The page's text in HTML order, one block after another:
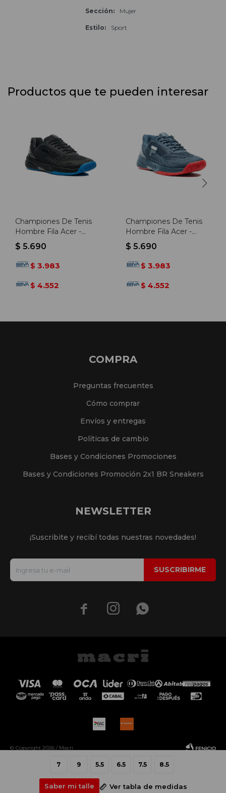
7 9 5.5 6.5 7.5 8.5
Saber mi talle Ver tabla de medidas
Sección Mujer
Estilo Sport
Productos que te pueden interesar
Championes De Tenis
Hombre Fila Acer -
Negro-azul
$ 5.690
$ 3.983
$ 4.552
Championes De Tenis
Hombre Fila Acer -
Marino-grafito
$ 5.690
$ 3.983
$ 4.552
COMPRA
Preguntas frecuentes
Cómo comprar
Envíos y entregas
Políticas de cambio
Bases y Condiciones Promociones
Bases y Condiciones Promoción 2x1 BR Sneakers
NEWSLETTER
¡Suscribite y recibí todas nuestras novedades!
SUSCRIBIRME
  
© Copyright 2026 / Macri